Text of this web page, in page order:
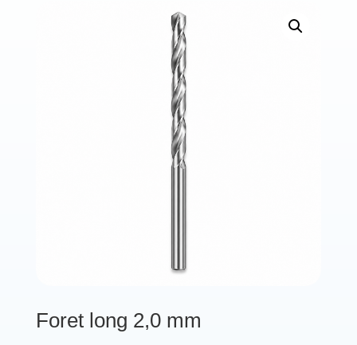
Matériels pour prise d'empreintes
Protections standard & casques
Foret long 2,0 mm